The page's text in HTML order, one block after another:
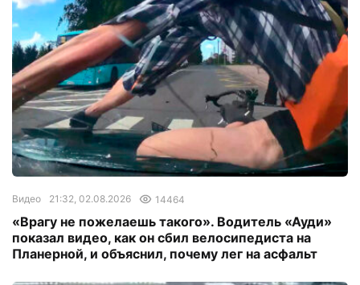
Видео 21:32, 02.08.2026 14464
«Врагу не пожелаешь такого». Водитель «Ауди»
показал видео, как он сбил велосипедиста на
Планерной, и объяснил, почему лег на асфальт